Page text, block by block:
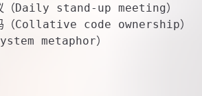
（Daily stand-up meeting）
（Collative code ownership）